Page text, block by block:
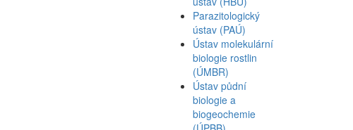
Parazitologický
ústav (PAÚ)
Ústav molekulární
biologie rostlin
(ÚMBR)
Ústav půdní
biologie a
biogeochemie